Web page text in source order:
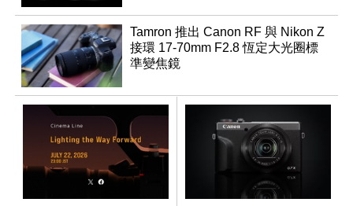
Tamron 推出 Canon RF 與 Nikon Z
接環 17-70mm F2.8 恆定大光圈標
準變焦鏡